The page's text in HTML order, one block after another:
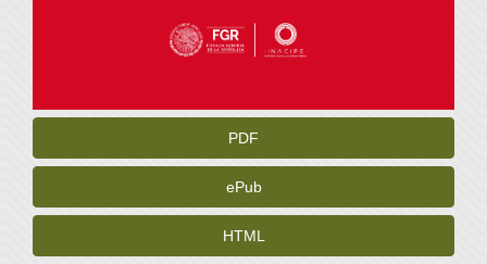
PDF
ePub
HTML